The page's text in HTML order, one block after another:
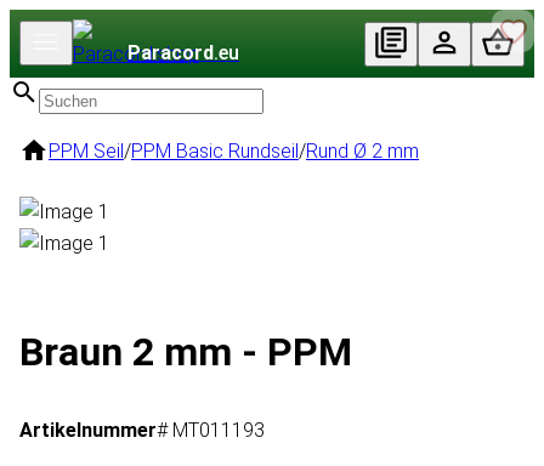
Paracord.eu
PPM Seil/PPM Basic Rundseil/Rund Ø 2 mm
Braun 2 mm - PPM
Artikelnummer# MT011193